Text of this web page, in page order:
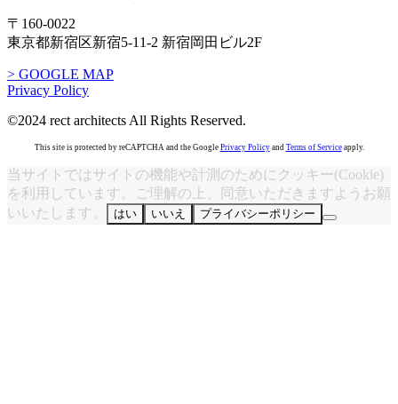
〒160-0022
東京都新宿区新宿5-11-2 新宿岡田ビル2F
> GOOGLE MAP
Privacy Policy
©2024 rect architects All Rights Reserved.
This site is protected by reCAPTCHA and the Google Privacy Policyand Terms of Serviceapply.
当サイトではサイトの機能や計測のためにクッキー(Cookie)
を利用しています。ご理解の上、同意いただきますようお願
いいたします。
はい いいえ プライバシーポリシー